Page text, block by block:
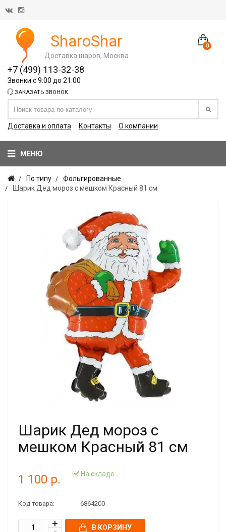
0
SharoShar
Доставка шаров, Москва
+7 (499) 113-32-38
Звонки с 9:00 до 21:00
ЗАКАЗАТЬ ЗВОНОК
Доставка и оплата Контакты О компании
МЕНЮ
По типу
Фольгированные
Шарик Дед мороз с мешком Красный 81 см
Шарик Дед мороз с
мешком Красный 81 см
1 100 р. На складе
Код товара: 6864200
В КОРЗИНУ